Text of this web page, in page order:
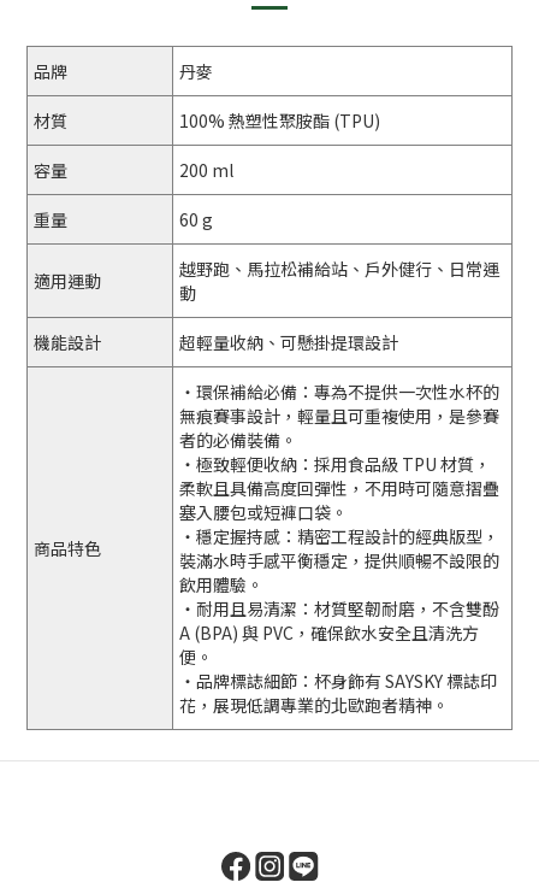
品牌 丹麥
材質 100% 熱塑性聚胺酯 (TPU)
容量 200 ml
重量 60 g
適用運動
越野跑、馬拉松補給站、戶外健行、日常運
動
機能設計 超輕量收納、可懸掛提環設計
商品特色
・環保補給必備：專為不提供一次性水杯的
無痕賽事設計，輕量且可重複使用，是參賽
者的必備裝備。
・極致輕便收納：採用食品級 TPU 材質，
柔軟且具備高度回彈性，不用時可隨意摺疊
塞入腰包或短褲口袋。
・穩定握持感：精密工程設計的經典版型，
裝滿水時手感平衡穩定，提供順暢不設限的
飲用體驗。
・耐用且易清潔：材質堅韌耐磨，不含雙酚
A (BPA) 與 PVC，確保飲水安全且清洗方
便。
・品牌標誌細節：杯身飾有 SAYSKY 標誌印
花，展現低調專業的北歐跑者精神。